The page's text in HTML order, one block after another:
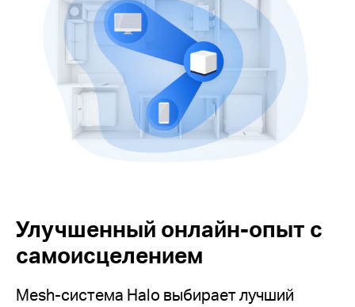
Улучшенный онлайн-опыт с
самоисцелением
Mesh-система Halo выбирает лучший